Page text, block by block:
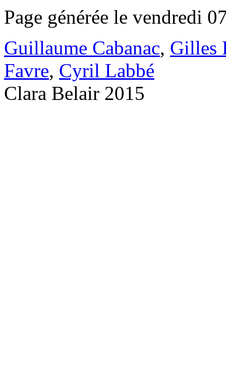
Page générée le vendredi
Guillaume Cabanac, Gilles
Favre, Cyril Labbé
Clara Belair 2015